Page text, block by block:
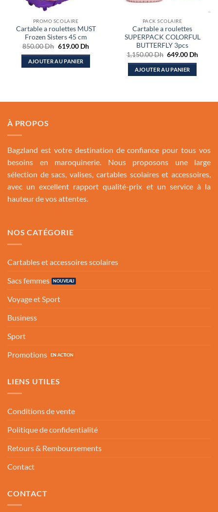
PROMO SCOLAIRE
Cartable a roulettes MUST
Frozen Sisters 45 cm
850.00Dh Le
initial
était :
619.00 DhLe
actuel
AJOUTER AU PANIER
PACK SCOLAIRE
Cartable a roulettes
SUPERPACK COLORFUL
BUTTERFLY 3pcs
1,150.00Dh Le
initial
était :
649.00 DhLe
AJOUTER AU PANIER
À PROPOS
Bagzland est votre destination de confiance pour tous vos
besoins en maroquinerie. Nous proposons une large
sélection de sacs, valises, cartables scolaires et accessoires,
avec un excellent rapport qualité-prix et un service à la
hauteur de vos attentes.
NOS CATÉGORIE
Cartables et accessoires scolaires
Sacs femmes
Voyage et Sport
Business
Sport
Promotions
LIENS UTILES
Conditions de vente
Politique de confidentialité
Retours & Remboursements
Contact
CONTACT